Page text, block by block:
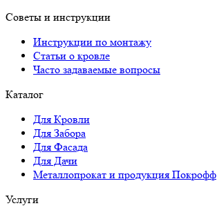
Советы и инструкции
Инструкции по монтажу
Статьи о кровле
Часто задаваемые вопросы
Каталог
Для Кровли
Для Забора
Для Фасада
Для Дачи
Металлопрокат и продукция Покрофф
Услуги